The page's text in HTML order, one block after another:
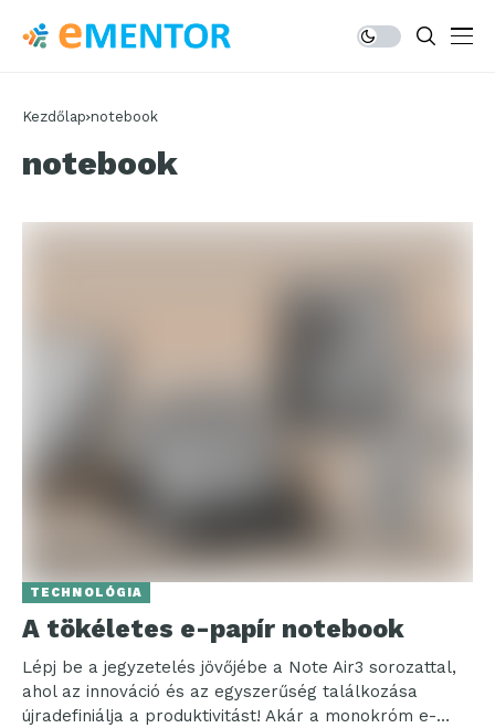
Kezdőlap notebook
notebook
TECHNOLÓGIA
A tökéletes e-papír notebook
Lépj be a jegyzetelés jövőjébe a Note Air3 sorozattal,
ahol az innováció és az egyszerűség találkozása
újradefiniálja a produktivitást! Akár a monokróm e-